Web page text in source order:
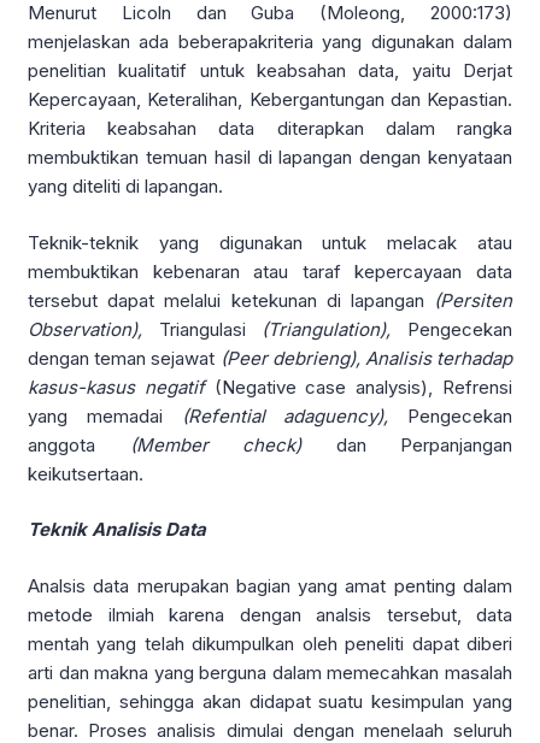
Menurut Licoln dan Guba (Moleong, 2000:173)
menjelaskan ada beberapakriteria yang digunakan dalam
penelitian kualitatif untuk keabsahan data, yaitu Derjat
Kepercayaan, Keteralihan, Kebergantungan dan Kepastian.
Kriteria keabsahan data diterapkan dalam rangka
membuktikan temuan hasil di lapangan dengan kenyataan
yang diteliti di lapangan.
Teknik-teknik yang digunakan untuk melacak atau
membuktikan kebenaran atau taraf kepercayaan data
tersebut dapat melalui ketekunan di lapangan (Persiten
Observation), Triangulasi (Triangulation), Pengecekan
dengan teman sejawat (Peer debrieng), Analisis terhadap
kasus-kasus negatif (Negative case analysis), Refrensi
yang memadai (Refential adaguency), Pengecekan
anggota (Member check) dan Perpanjangan
keikutsertaan.
Teknik Analisis Data
Analsis data merupakan bagian yang amat penting dalam
metode ilmiah karena dengan analsis tersebut, data
mentah yang telah dikumpulkan oleh peneliti dapat diberi
arti dan makna yang berguna dalam memecahkan masalah
penelitian, sehingga akan didapat suatu kesimpulan yang
benar. Proses analisis dimulai dengan menelaah seluruh